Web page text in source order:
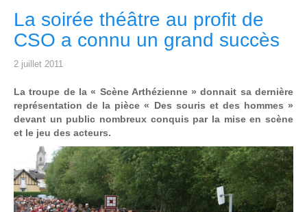
La soirée théâtre au profit de
CSO a connu un grand succès
2 juillet 2011
La troupe de la « Scène Arthézienne » donnait sa dernière
représentation de la pièce « Des souris et des hommes »
devant un public nombreux conquis par la mise en scène
et le jeu des acteurs.